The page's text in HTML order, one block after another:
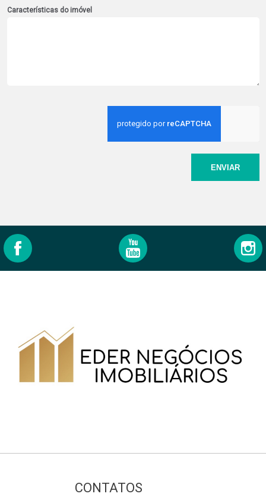
Características do imóvel
ENVIAR
CONTATOS